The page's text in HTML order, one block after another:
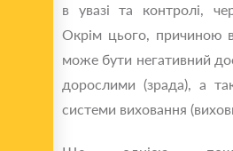
в увазі та контролі,
Окрім цього, причиною
може бути негативний
дорослими (зрада), а
системи виховання